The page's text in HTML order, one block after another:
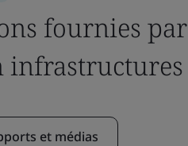
fournies par
et médias